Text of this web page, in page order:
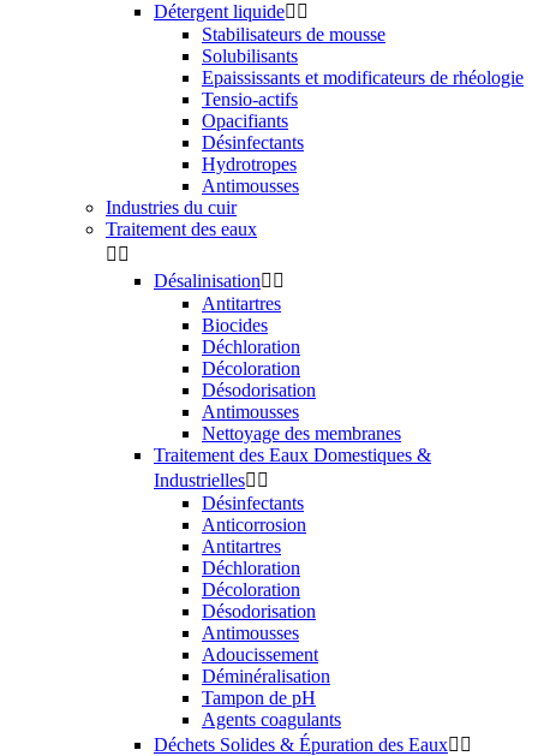
Détergent liquide 
Stabilisateurs de mousse
Solubilisants
Epaississants et modificateurs de rhéologie
Tensio-actifs
Opacifiants
Désinfectants
Hydrotropes
Antimousses
Industries du cuir
Traitement des eaux
 
Désalinisation 
Antitartres
Biocides
Déchloration
Décoloration
Désodorisation
Antimousses
Nettoyage des membranes
Traitement des Eaux Domestiques &
Industrielles 
Désinfectants
Anticorrosion
Antitartres
Déchloration
Décoloration
Désodorisation
Antimousses
Adoucissement
Déminéralisation
Tampon de pH
Agents coagulants
Déchets Solides & Épuration des Eaux 